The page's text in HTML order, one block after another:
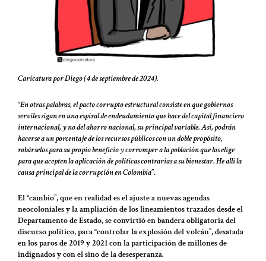
Caricatura por Diego (4 de septiembre de 2024).
“En otras palabras, el pacto corrupto estructural consiste en que gobiernos
serviles sigan en una espiral de endeudamiento que hace del capital financiero
internacional, y no del ahorro nacional, su principal variable. Así, podrán
hacerse a un porcentaje de los recursos públicos con un doble propósito,
robárselos para su propio beneficio y corromper a la población que los elige
para que acepten la aplicación de políticas contrarias a su bienestar. He allí la
causa principal de la corrupción en Colombia”.
El “cambio”, que en realidad es el ajuste a nuevas agendas
neocoloniales y la ampliación de los lineamientos trazados desde el
Departamento de Estado, se convirtió en bandera obligatoria del
discurso político, para “controlar la explosión del volcán”, desatada
en los paros de 2019 y 2021 con la participación de millones de
indignados y con el sino de la desesperanza.